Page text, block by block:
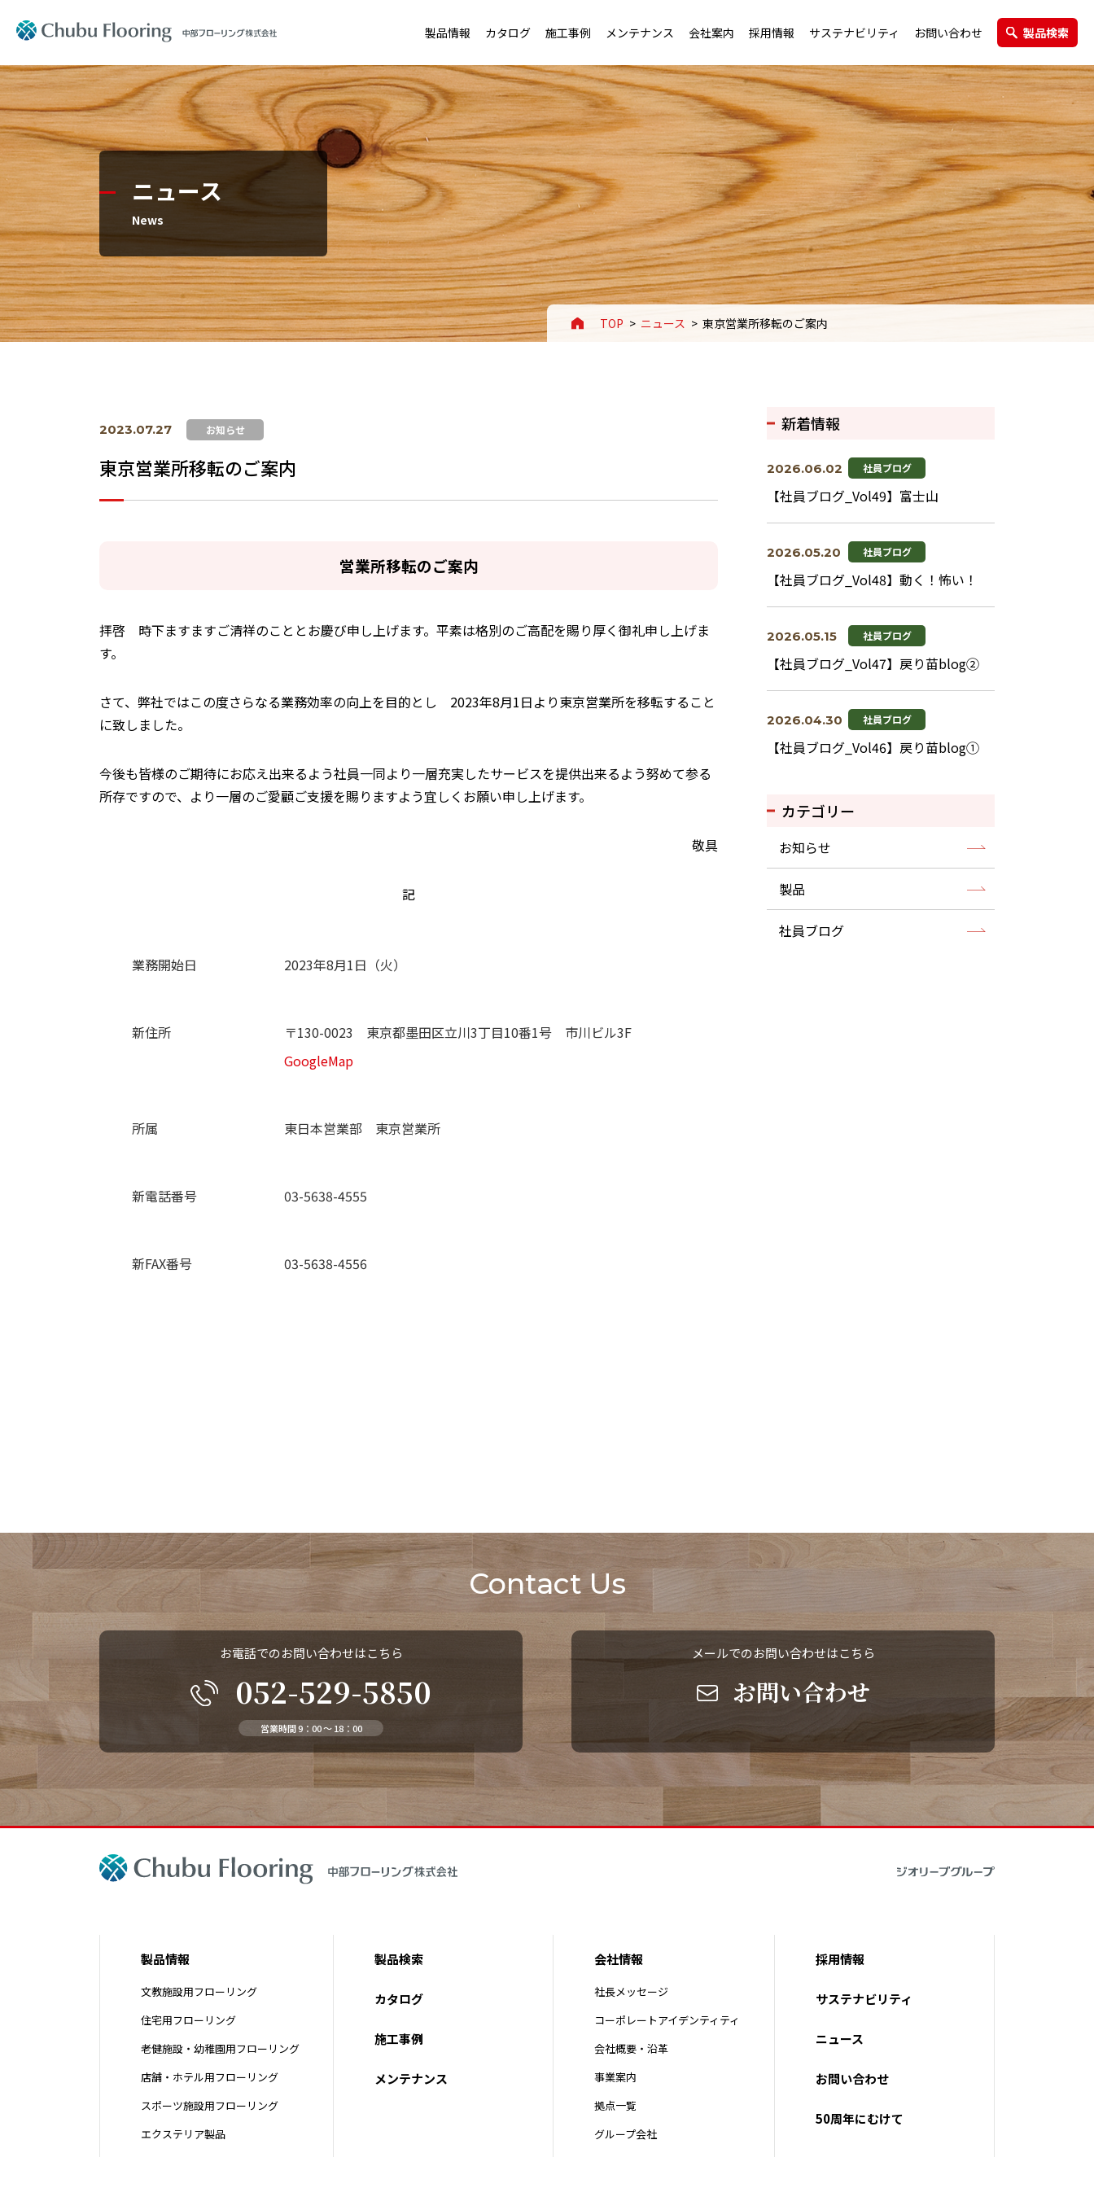
製品情報
製品情報
Product 製品情報トップ
文教施設用フローリング
住宅用フローリング
老健施設・幼稚園用フローリング
店舗・ホテル用フローリング
スポーツ施設用フローリング
エクステリア製品
カタログ 施工事例 メンテナンス 会社案内
会社案内
Company Information 会社案内トップ
社長メッセージ
コーポレートアイデンティティ
会社概要・沿革
事業案内
拠点一覧
グループ会社
採用情報 サステナビリティ お問い合わせ 製品検索
ニュース
News
TOP ニュース 東京営業所移転のご案内
2023.07.27 お知らせ
東京営業所移転のご案内
営業所移転のご案内
拝啓 時下ますますご清祥のこととお慶び申し上げます。平素は格別のご高配を賜り厚く御礼申し上げま
す。
さて、弊社ではこの度さらなる業務効率の向上を目的とし 2023年8月1日より東京営業所を移転すること
に致しました。
今後も皆様のご期待にお応え出来るよう社員一同より一層充実したサービスを提供出来るよう努めて参る
所存ですので、より一層のご愛顧ご支援を賜りますよう宜しくお願い申し上げます。
敬具
記
業務開始日 2023年8月1日（火）
新住所
〒130-0023 東京都墨田区立川3丁目10番1号 市川ビル3F
GoogleMap
所属 東日本営業部 東京営業所
新電話番号 03-5638-4555
新FAX番号 03-5638-4556
新着情報
社員ブログ
2026.06.02
【社員ブログ_Vol49】富士山
社員ブログ
2026.05.20
【社員ブログ_Vol48】動く！怖い！
社員ブログ
2026.05.15
【社員ブログ_Vol47】戻り苗blog②
社員ブログ
2026.04.30
【社員ブログ_Vol46】戻り苗blog①
カテゴリー
お知らせ
製品
社員ブログ
Contact Us
お電話でのお問い合わせはこちら
052-529-5850
営業時間 9：00 ～ 18：00
メールでのお問い合わせはこちら
お問い合わせ
製品情報
文教施設用フローリング
住宅用フローリング
老健施設・幼稚園用フローリング
店舗・ホテル用フローリング
スポーツ施設用フローリング
エクステリア製品
製品検索
カタログ
施工事例
メンテナンス
会社情報
社長メッセージ
コーポレートアイデンティティ
会社概要・沿革
事業案内
拠点一覧
グループ会社
採用情報
サステナビリティ
ニュース
お問い合わせ
50周年にむけて